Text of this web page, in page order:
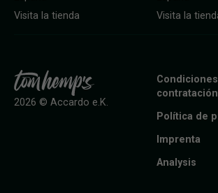
Visita la tienda
Visita la
contratación
Política de
Imprenta
Analysis
2026 © Accardo e.K.